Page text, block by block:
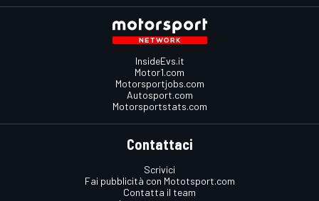
InsideEvs.it
Motor1.com
Motorsportjobs.com
Autosport.com
Motorsportstats.com
Contattaci
Scrivici
Fai pubblicità con Mototsport.com
Contatta il team